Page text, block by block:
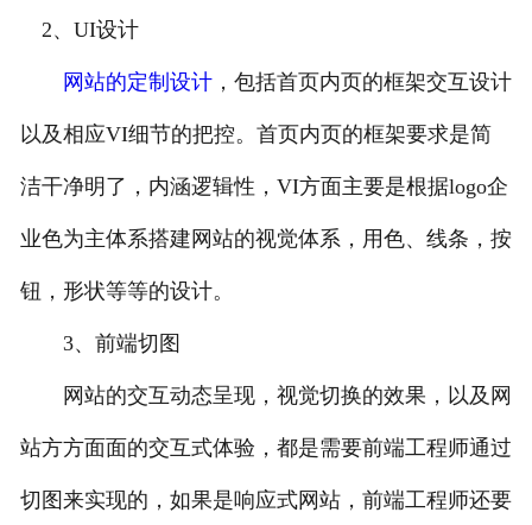
2、UI设计
网站的定制设计，包括首页内页的框架交互设计
以及相应VI细节的把控。首页内页的框架要求是简
洁干净明了，内涵逻辑性，VI方面主要是根据logo企
业色为主体系搭建网站的视觉体系，用色、线条，按
钮，形状等等的设计。
3、前端切图
网站的交互动态呈现，视觉切换的效果，以及网
站方方面面的交互式体验，都是需要前端工程师通过
切图来实现的，如果是响应式网站，前端工程师还要